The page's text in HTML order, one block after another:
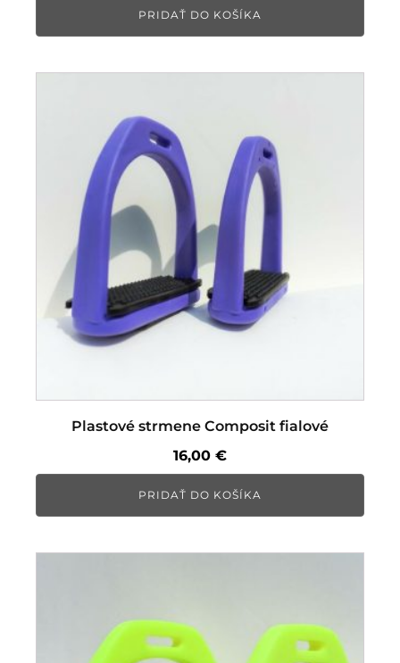
PRIDAŤ DO KOŠÍKA
Plastové strmene Composit fialové
16,00 €
PRIDAŤ DO KOŠÍKA